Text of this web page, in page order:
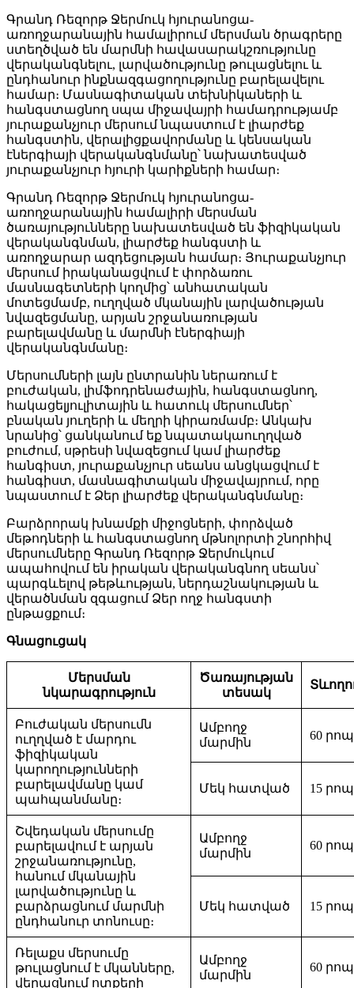
Գրանդ Ռեզորթ Ջերմուկ հյուրանոցա-
առողջարանային համալիրում մերսման ծրագրերը
ստեղծված են մարմնի հավասարակշռությունը
վերականգնելու, լարվածությունը թուլացնելու և
ընդհանուր ինքնազգացողությունը բարելավելու
համար։ Մասնագիտական տեխնիկաների և
հանգստացնող սպա միջավայրի համադրությամբ
յուրաքանչյուր մերսում նպաստում է լիարժեք
հանգստին, վերալիցքավորմանը և կենսական
էներգիայի վերականգնմանը՝ նախատեսված
յուրաքանչյուր հյուրի կարիքների համար։
Գրանդ Ռեզորթ Ջերմուկ հյուրանոցա-
առողջարանային համալիրի մերսման
ծառայությունները նախատեսված են ֆիզիկական
վերականգնման, լիարժեք հանգստի և
առողջարար ազդեցության համար։ Յուրաքանչյուր
մերսում իրականացվում է փորձառու
մասնագետների կողմից՝ անհատական
մոտեցմամբ, ուղղված մկանային լարվածության
նվազեցմանը, արյան շրջանառության
բարելավմանը և մարմնի էներգիայի
վերականգնմանը։
Մերսումների լայն ընտրանին ներառում է
բուժական, լիմֆոդրենաժային, հանգստացնող,
հակացելյուլիտային և հատուկ մերսումներ՝
բնական յուղերի և մեղրի կիրառմամբ։ Անկախ
նրանից՝ ցանկանում եք նպատակաուղղված
բուժում, սթրեսի նվազեցում կամ լիարժեք
հանգիստ, յուրաքանչյուր սեանս անցկացվում է
հանգիստ, մասնագիտական միջավայրում, որը
նպաստում է Ձեր լիարժեք վերականգնմանը։
Բարձրորակ խնամքի միջոցների, փորձված
մեթոդների և հանգստացնող մթնոլորտի շնորհիվ
մերսումները Գրանդ Ռեզորթ Ջերմուկում
ապահովում են իրական վերականգնող սեանս՝
պարգևելով թեթևության, ներդաշնակության և
վերածնման զգացում Ձեր ողջ հանգստի
ընթացքում։
Գնացուցակ
Մերսման
նկարագրություն
Ծառայության
տեսակ
Բուժական մերսումն
ուղղված է մարդու
ֆիզիկական
կարողությունների
բարելավմանը կամ
պահպանմանը։
Ամբողջ
մարմին
60
Մեկ հատված 15
Շվեդական մերսումը
բարելավում է արյան
շրջանառությունը,
հանում մկանային
լարվածությունը և
բարձրացնում մարմնի
ընդհանուր տոնուսը։
Ամբողջ
մարմին
60
Մեկ հատված 15
Ռելաքս մերսումը
թուլացնում է մկանները,
վերացնում ոտքերի
Ամբողջ
մարմին
60